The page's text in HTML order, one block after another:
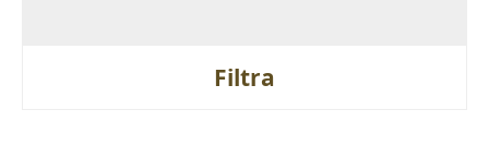
Filtra